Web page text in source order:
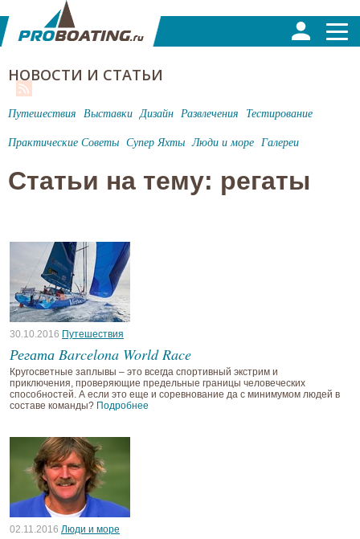
НОВОСТИ И СТАТЬИ
Путешествия Выставки Дизайн Развлечения Тестирование
Практические Советы Супер Яхты Люди и море Галереи
Статьи на тему: регаты
30.10.2016 Путешествия
Регата Barcelona World Race
Кругосветные заплывы – это всегда спортивный экстрим и
приключения, проверяющие предельные границы человеческих
способностей. А если это еще и соревнование да с минимумом людей в
составе команды? Подробнее
02.11.2016 Люди и море